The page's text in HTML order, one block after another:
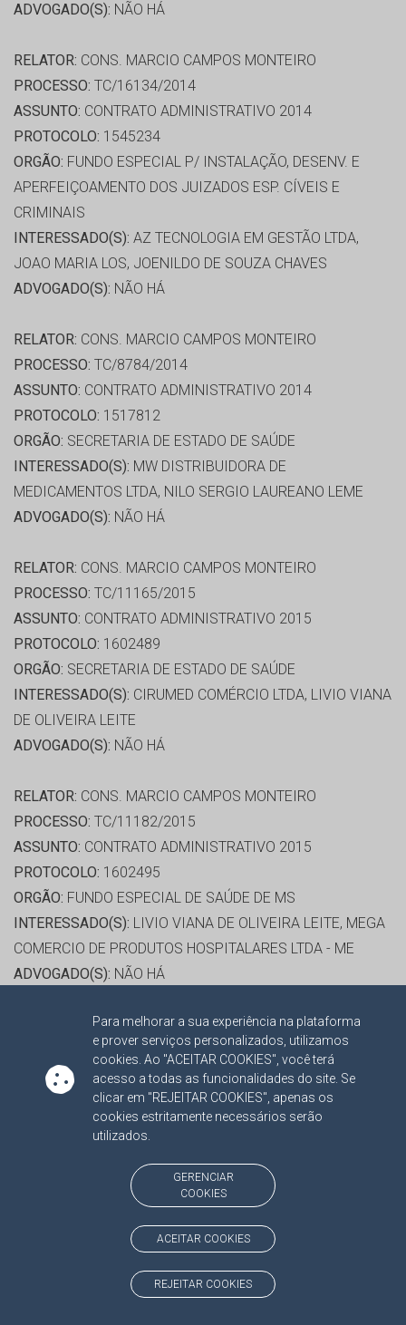
Para melhorar a sua experiência na plataforma
e prover serviços personalizados, utilizamos
cookies. Ao "ACEITAR COOKIES", você terá
acesso a todas as funcionalidades do site. Se
clicar em "REJEITAR COOKIES", apenas os
cookies estritamente necessários serão
utilizados.
GERENCIAR
COOKIES
ACEITAR COOKIES
REJEITAR COOKIES
ADVOGADO(S): NÃO HÁ
RELATOR: CONS. MARCIO CAMPOS MONTEIRO
PROCESSO: TC/16134/2014
ASSUNTO: CONTRATO ADMINISTRATIVO 2014
PROTOCOLO: 1545234
ORGÃO: FUNDO ESPECIAL P/ INSTALAÇÃO, DESENV. E
APERFEIÇOAMENTO DOS JUIZADOS ESP. CÍVEIS E
CRIMINAIS
INTERESSADO(S): AZ TECNOLOGIA EM GESTÃO LTDA,
JOAO MARIA LOS, JOENILDO DE SOUZA CHAVES
ADVOGADO(S): NÃO HÁ
RELATOR: CONS. MARCIO CAMPOS MONTEIRO
PROCESSO: TC/8784/2014
ASSUNTO: CONTRATO ADMINISTRATIVO 2014
PROTOCOLO: 1517812
ORGÃO: SECRETARIA DE ESTADO DE SAÚDE
INTERESSADO(S): MW DISTRIBUIDORA DE
MEDICAMENTOS LTDA, NILO SERGIO LAUREANO LEME
ADVOGADO(S): NÃO HÁ
RELATOR: CONS. MARCIO CAMPOS MONTEIRO
PROCESSO: TC/11165/2015
ASSUNTO: CONTRATO ADMINISTRATIVO 2015
PROTOCOLO: 1602489
ORGÃO: SECRETARIA DE ESTADO DE SAÚDE
INTERESSADO(S): CIRUMED COMÉRCIO LTDA, LIVIO VIANA
DE OLIVEIRA LEITE
ADVOGADO(S): NÃO HÁ
RELATOR: CONS. MARCIO CAMPOS MONTEIRO
PROCESSO: TC/11182/2015
ASSUNTO: CONTRATO ADMINISTRATIVO 2015
PROTOCOLO: 1602495
ORGÃO: FUNDO ESPECIAL DE SAÚDE DE MS
INTERESSADO(S): LIVIO VIANA DE OLIVEIRA LEITE, MEGA
COMERCIO DE PRODUTOS HOSPITALARES LTDA - ME
ADVOGADO(S): NÃO HÁ
CONS. MARCIO CAMPOS MONTEIRO
TC/3301/2015
ASSUNTO:
CONTRATO ADMINISTRATIVO 2014
PROTOCOLO:1567142
FUNDAÇÃO SERVIÇOS DE SAÚDE DE MATO
CQC - TECNOLOGIA EM SISTEMAS
DIAGNÓSTICOS LTDA, JUSTINIANO BARBOSA VAVAS,
RUDINEY DE ARAUJO LEAL
NÃO HÁ